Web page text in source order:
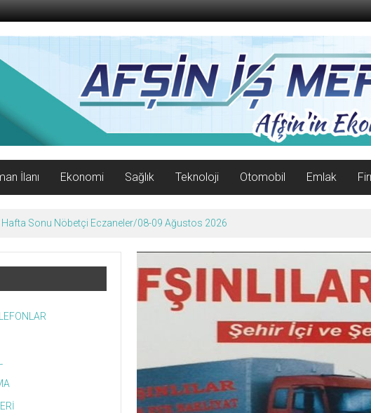
İlanı Ekonomi Sağlık Teknoloji Otomobil Emlak
Hafta Sonu Nöbetçi Eczaneler/08-09 Ağustos 2026